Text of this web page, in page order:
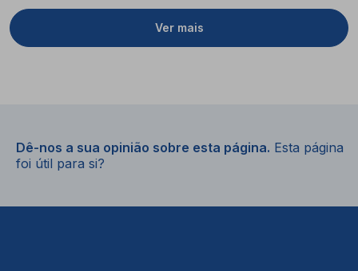
Ver mais
Dê-nos a sua opinião sobre esta página. Esta página
foi útil para si?